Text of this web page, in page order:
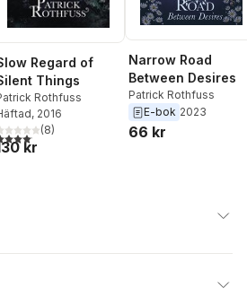
röster:
Regard of
Things
Rothfuss
, 2016
utav 5 stjärnor. Totalt antal röster:
(8)
kr
Narrow Road
Between Desires
Patrick Rothfuss
E-bok 2023
66 kr